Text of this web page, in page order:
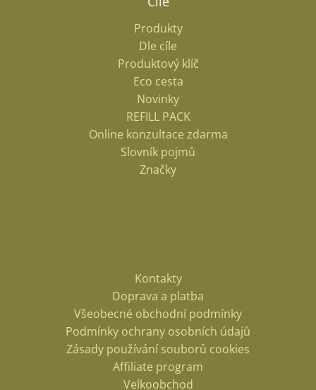
Produkty
Dle cíle
Produktový klíč
Eco cesta
Novinky
REFILL PACK
Online konzultace zdarma
Slovník pojmů
Značky
Kontakty
Doprava a platba
Všeobecné obchodní podmínky
Podmínky ochrany osobních údajů
Zásady používání souborů cookies
Affiliate program
Velkoobchod